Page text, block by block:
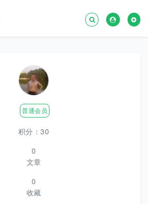
普通会员
积分：30
0
文章
0
收藏